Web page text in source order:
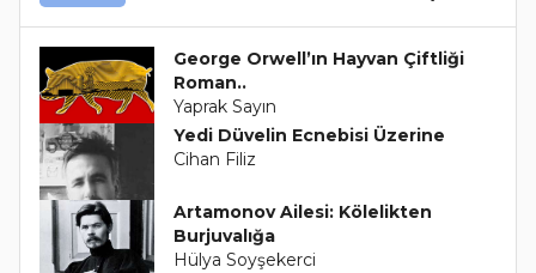
George Orwell’ın Hayvan Çiftliği
Roman..
Yaprak Sayın
Yedi Düvelin Ecnebisi Üzerine
Cihan Filiz
Artamonov Ailesi: Kölelikten
Burjuvalığa
Hülya Soyşekerci